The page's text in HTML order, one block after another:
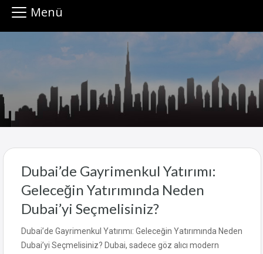
Menü
Dubai’de Gayrimenkul Yatırımı:
Geleceğin Yatırımında Neden
Dubai’yi Seçmelisiniz?
Dubai’de Gayrimenkul Yatırımı: Geleceğin Yatırımında Neden
Dubai’yi Seçmelisiniz? Dubai, sadece göz alıcı modern